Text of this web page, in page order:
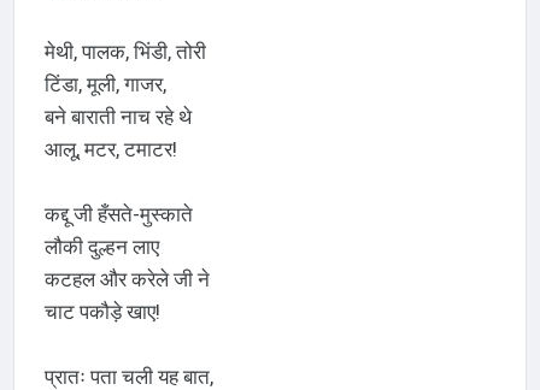
मेथी, पालक, भिंडी, तोरी
टिंडा, मूली, गाजर,
बने बाराती नाच रहे थे
आलू, मटर, टमाटर!
कद्दू जी हँसते-मुस्काते
लौकी दुल्हन लाए
कटहल और करेले जी ने
चाट पकौड़े खाए!
प्रातः पता चली यह बात,